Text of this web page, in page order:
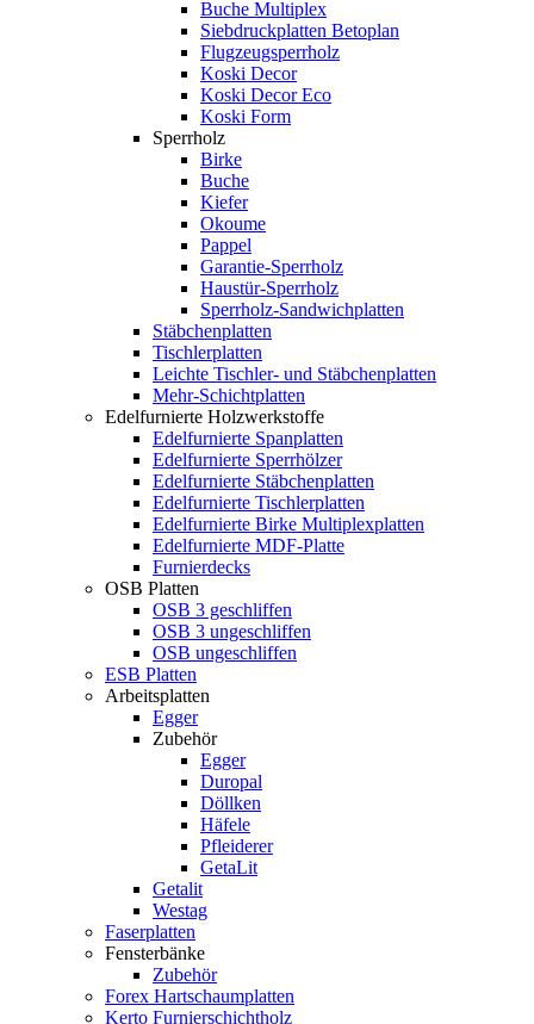
Buche Multiplex
Siebdruckplatten Betoplan
Flugzeugsperrholz
Koski Decor
Koski Decor Eco
Koski Form
Sperrholz
Birke
Buche
Kiefer
Okoume
Pappel
Garantie-Sperrholz
Haustür-Sperrholz
Sperrholz-Sandwichplatten
Stäbchenplatten
Tischlerplatten
Leichte Tischler- und Stäbchenplatten
Mehr-Schichtplatten
Edelfurnierte Holzwerkstoffe
Edelfurnierte Spanplatten
Edelfurnierte Sperrhölzer
Edelfurnierte Stäbchenplatten
Edelfurnierte Tischlerplatten
Edelfurnierte Birke Multiplexplatten
Edelfurnierte MDF-Platte
Furnierdecks
OSB Platten
OSB 3 geschliffen
OSB 3 ungeschliffen
OSB ungeschliffen
ESB Platten
Arbeitsplatten
Egger
Zubehör
Egger
Duropal
Döllken
Häfele
Pfleiderer
GetaLit
Getalit
Westag
Faserplatten
Fensterbänke
Zubehör
Forex Hartschaumplatten
Kerto Furnierschichtholz